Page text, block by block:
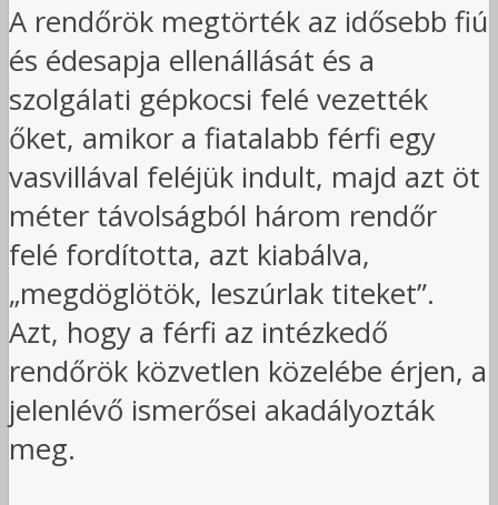
A rendőrök megtörték az idősebb fiú
és édesapja ellenállását és a
szolgálati gépkocsi felé vezették
őket, amikor a fiatalabb férfi egy
vasvillával feléjük indult, majd azt öt
méter távolságból három rendőr
felé fordította, azt kiabálva,
„megdöglötök, leszúrlak titeket”.
Azt, hogy a férfi az intézkedő
rendőrök közvetlen közelébe érjen, a
jelenlévő ismerősei akadályozták
meg.